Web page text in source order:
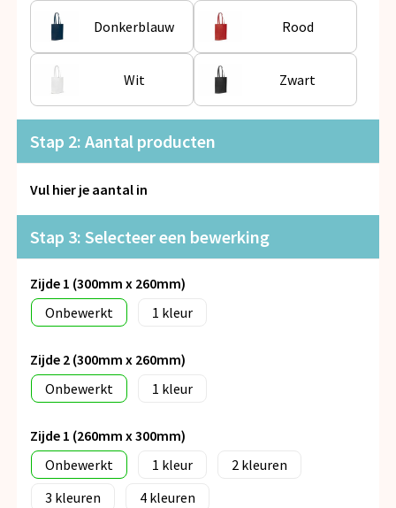
Snoepgoed
Spellen voor binnen en buiten
Veiligheid, Auto en Fiets
Vrije tijd en Strand
Anti-stress
Donkerblauw Rood
Wit Zwart
Stap 2: Aantal producten
Vul hier je aantal in
Stap 3: Selecteer een bewerking
Zijde 1 (300mm x 260mm)
Onbewerkt
1
Zijde 2 (300mm x 260mm)
Onbewerkt
1
Zijde 1 (260mm x 300mm)
Onbewerkt
1
2
3
4